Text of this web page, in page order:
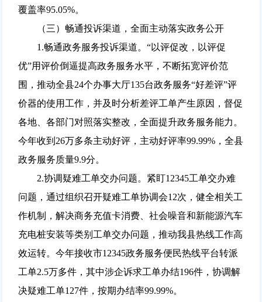
覆盖率95.05%。
（三）畅通投诉渠道，全面主动落实政务公开
1.畅通政务服务投诉渠道。“以评促改，以评促
优”用评价倒逼提高政务服务水平，不断拓宽评价范
围，推动全县24个办事大厅135台政务服务“好差评”评
价器的使用工作，并及时分析差评工单产生原因，督促
各地、各部门对照落实整改，全面提升政务服务能力。
今年收到26万多条主动好评，主动好评率99.99%，全县
政务服务质量9.9分。
2.协调疑难工单交办问题。紧盯12345工单交办难
问题，通过组织召开疑难工单协调会12次，健全相关工
作机制，解决商务充值卡消费、社会噪音和新能源汽车
充电桩安装等类别工单交办问题，推动我县热线工作高
效运转。今年接收市12345政务服务便民热线平台转派
工单2.5万多件，其中涉企诉求工单办结196件，协调解
决疑难工单127件，按期办结率99.99%。